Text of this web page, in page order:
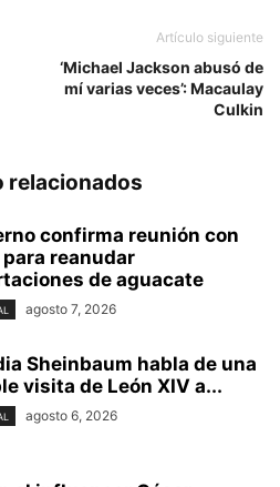
Artículo siguiente
‘Michael Jackson abusó de
mí varias veces’: Macaulay
Culkin
relacionados
confirma reunión con
para reanudar
de aguacate
agosto 7, 2026
Sheinbaum habla de una
visita de León XIV a...
agosto 6, 2026